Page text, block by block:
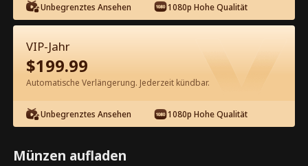
Episode 17 - Die überhebliche
Tyrannin und ihre geflohene Frau
Kompletter Film
1-50 51-98
17 18 20 21
Unbegrenztes Ansehen 1080p Hohe Qualität
VIP-Jahr
$199.99
Automatische Verlängerung. Jederzeit kündbar.
Unbegrenztes Ansehen 1080p Hohe Qualität
Münzen aufladen